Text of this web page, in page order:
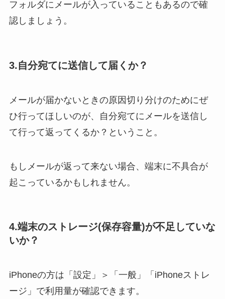
フォルダにメールが入っていることもあるので確
認しましょう。
3.自分宛てに送信して届くか？
メールが届かないときの原因切り分けのためにぜ
ひ行ってほしいのが、自分宛てにメールを送信し
て行って返ってくるか？ということ。
もしメールが返って来ない場合、端末に不具合が
起こっているかもしれません。
4.端末のストレージ(保存容量)が不足していな
いか？
iPhoneの方は「設定」＞「一般」「iPhoneストレ
ージ」で利用量が確認できます。